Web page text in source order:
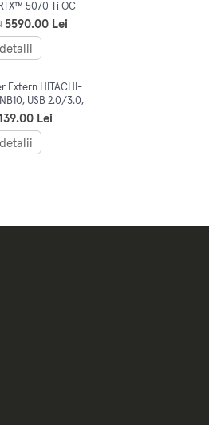
5070 Ti OC
GDDR7, 256-bit
5590.00 Lei
Extern HITACHI-
USB 2.0/3.0,
Lei